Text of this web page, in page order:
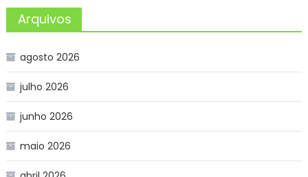
Arquivos
agosto 2026
julho 2026
junho 2026
maio 2026